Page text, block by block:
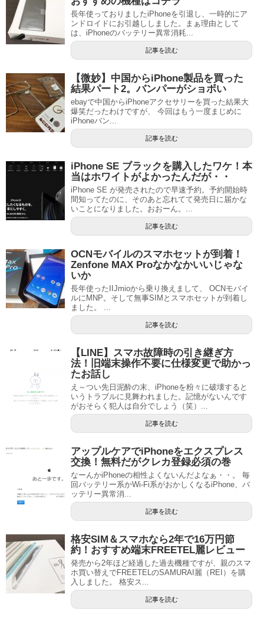
長年使っておりましたiPhoneを引退し、一時的にア
ンドロイドにお引越ししました。まぁ理由として
は、iPhoneのバッテリー異常消耗...
記事を読む
【微妙】中国からiPhone製品を買った
結果パート2。バンパーがショボい
ebayで中国からiPhoneアクセサリーを買った結果大
爆笑だったわけですが、 今回はもう一度まじめに
iPhoneバン...
記事を読む
iPhone SE ブラックを購入したワケ！本
当はホワイトがよかったんだが・・
iPhone SE が発売されたので早速予約。予約開始時
間知ってたのに、そのあと忘れてて発売日に届かな
いことになりました。おおーん。...
記事を読む
OCNモバイルのスマホセットが到着！
Zenfone MAX Proなかなかいいじゃな
いか
長年使ったIIJmioから乗り換えまして、 OCNモバイ
ルにMNP。そして無事SIMとスマホセットが到着し
ました。 ...
記事を読む
【LINE】スマホ故障時の引き継ぎ方
法！旧端末操作不要に仕様変更で助かっ
たお話し
え～つい先日泥酔の末、iPhoneを粉々に破壊すると
いうトラブルに見舞われました。記憶がないんです
がおそらく犯人は自分でしょう（笑）...
記事を読む
アップルケアでiPhoneをエクスプレス
交換！無料だがクレカ登録必須の巻
なーんかiPhoneの相性よくないんだよなぁ・・。 毎
回バッテリー系かWi-Fi系がおかしくなるiPhone、バ
ッテリー異常消...
記事を読む
格安SIM＆スマホなら2年で16万円節
約！おすすめ端末FREETEL麗レビュー
発売から2年ほど経過した過去機種ですが、親のスマ
ホ買い替えでFREETELのSAMURAI麗（REI）を購
入しました。 格安ス...
記事を読む